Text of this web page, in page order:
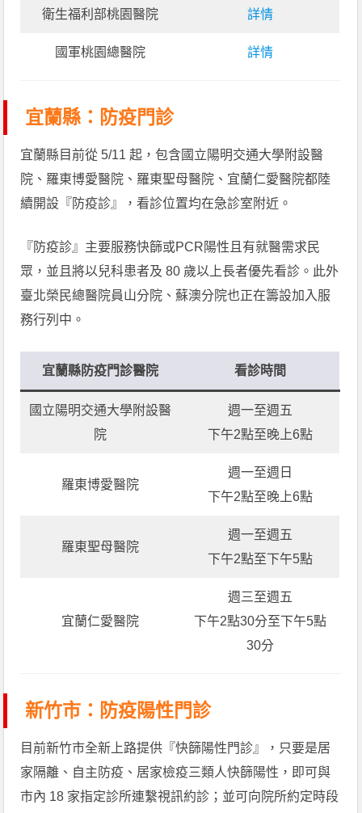
衛生福利部桃園醫院 詳情
國軍桃園總醫院 詳情
宜蘭縣：防疫門診
宜蘭縣目前從 5/11 起，包含國立陽明交通大學附設醫
院、羅東博愛醫院、羅東聖母醫院、宜蘭仁愛醫院都陸
續開設『防疫診』，看診位置均在急診室附近。
『防疫診』主要服務快篩或PCR陽性且有就醫需求民
眾，並且將以兒科患者及 80 歲以上長者優先看診。此外
臺北榮民總醫院員山分院、蘇澳分院也正在籌設加入服
務行列中。
宜蘭縣防疫門診醫院 看診時間
國立陽明交通大學附設醫
院
週一至週五
下午2點至晚上6點
羅東博愛醫院
週一至週日
下午2點至晚上6點
羅東聖母醫院
週一至週五
下午2點至下午5點
宜蘭仁愛醫院
週三至週五
下午2點30分至下午5點
30分
新竹市：防疫陽性門診
目前新竹市全新上路提供『快篩陽性門診』，只要是居
家隔離、自主防疫、居家檢疫三類人快篩陽性，即可與
市內 18 家指定診所連繫視訊約診；並可向院所約定時段